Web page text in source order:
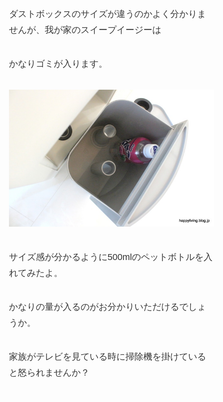
ダストボックスのサイズが違うのかよく分かりま
せんが、我が家のスイープイージーは
かなりゴミが入ります。
サイズ感が分かるように500mlのペットボトルを入
れてみたよ。
かなりの量が入るのがお分かりいただけるでしょ
うか。
家族がテレビを見ている時に掃除機を掛けている
と怒られませんか？